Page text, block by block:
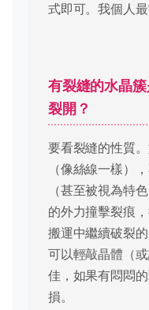
式即可。我個人
有裂縫的水晶
裂開？
要看裂縫的性質
（像絲線一樣）
（甚至被視為特
的外力撞擊裂痕
搬運中繼續破裂
可以輕敲晶體（
佳，如果有悶悶
損。